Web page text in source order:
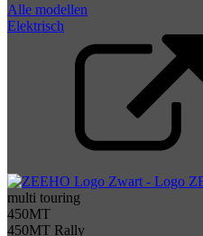
Alle modellen
Elektrisch
multi touring
450MT
450MT Rally